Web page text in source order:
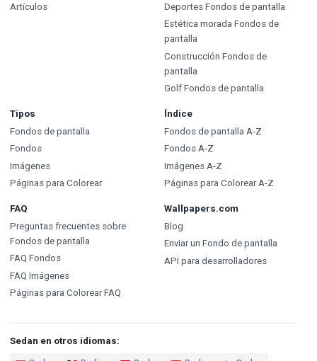
Artículos
Deportes Fondos de pantalla
Estética morada Fondos de
pantalla
Construcción Fondos de
pantalla
Golf Fondos de pantalla
Tipos
Fondos de pantalla
Fondos
Imágenes
Páginas para Colorear
Índice
Fondos de pantalla A-Z
Fondos A-Z
Imágenes A-Z
Páginas para Colorear A-Z
FAQ
Preguntas frecuentes sobre
Fondos de pantalla
FAQ Fondos
FAQ Imágenes
Páginas para Colorear FAQ
Wallpapers.com
Blog
Enviar un Fondo de pantalla
API para desarrolladores
Sedan en otros idiomas: